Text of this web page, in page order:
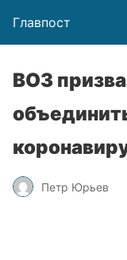
Главпост
ВОЗ
Петр Юрьев